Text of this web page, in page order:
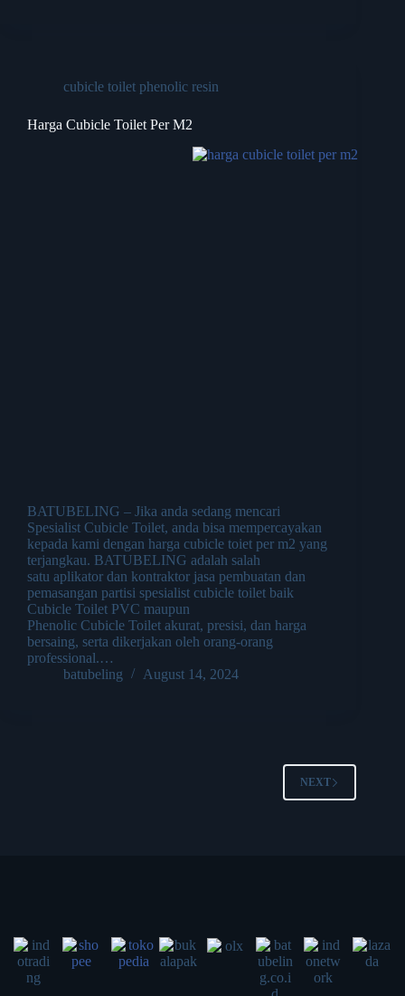
cubicle toilet phenolic resin
Harga Cubicle Toilet Per M2
BATUBELING – Jika anda sedang mencari
Spesialist Cubicle Toilet, anda bisa mempercayakan
kepada kami dengan harga cubicle toiet per m2 yang
terjangkau. BATUBELING adalah salah
satu aplikator dan kontraktor jasa pembuatan dan
pemasangan partisi spesialist cubicle toilet baik
Cubicle Toilet PVC maupun
Phenolic Cubicle Toilet akurat, presisi, dan harga
bersaing, serta dikerjakan oleh orang-orang
professional.…
batubeling
August 14, 2024
NEXT